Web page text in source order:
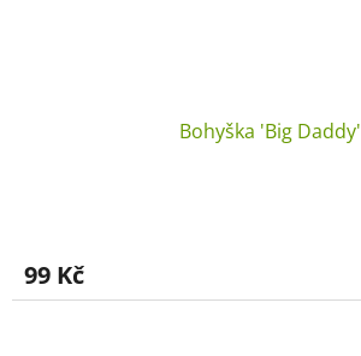
Bohyška 'Big Daddy'
99 Kč